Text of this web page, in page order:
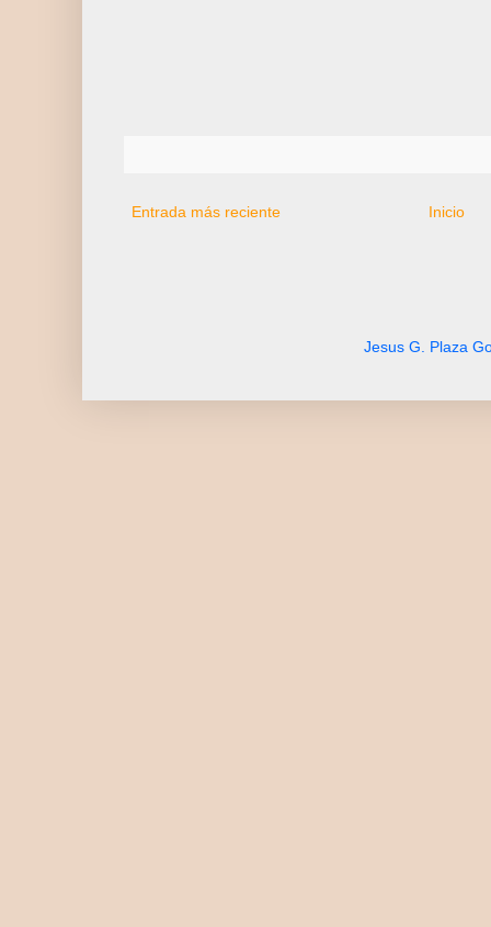
Entrada más reciente Inicio
Jesus G. Plaza